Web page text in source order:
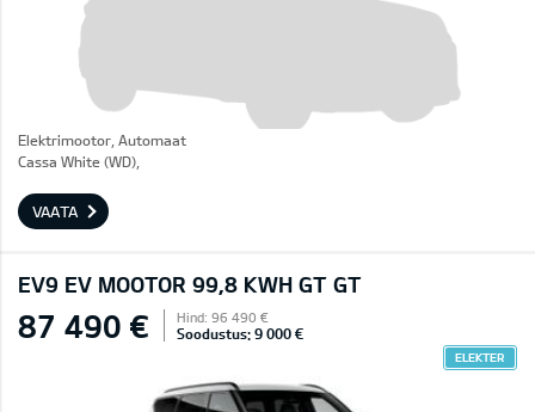
Elektrimootor, Automaat
Cassa White (WD),
VAATA
EV9 EV MOOTOR 99,8 KWH GT GT
87 490 € Hind: 96 490 €
Soodustus: 9 000 €
ELEKTER